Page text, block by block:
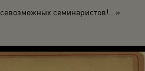
семинаристов!...»